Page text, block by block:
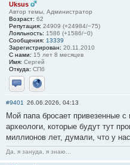
Uksus
Автор темы, Администратор
Возраст: 62
Репутация: 24909 (+24984/−75)
Лояльность: 1586 (+1586/−0)
Сообщения: 13339
Зарегистрирован: 20.11.2010
С нами: 15 лет 8 месяцев
Имя: Сергей
Откуда: СПб
Отправить личное
Сайт
#9401 26.06.2026, 04:13
Мой папа бросает привезенные
археологи, которые будут тут
миллионов лет, думали, что у
Да, я зануда, я знаю...